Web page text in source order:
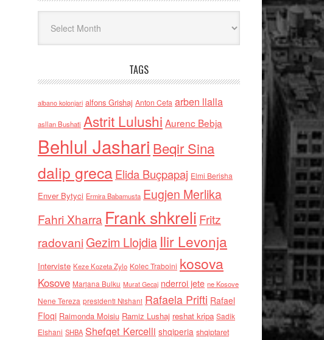
TAGS
albano kolonjari alfons Grishaj Anton Cefa arben llalla
asllan Bushati Astrit Lulushi Aurenc Bebja
Behlul Jashari Beqir Sina
dalip grecaElida Buçpapaj Elmi Berisha
Enver Bytyci Ermira Babamusta Eugjen Merlika
Fahri Xharra Frank shkreli Fritz
radovaniGezim Llojdia Ilir Levonja
Interviste Keze Kozeta Zylo Kolec Traboini kosova
Kosove Marjana Bulku Murat Gecaj nderroi jete ne Kosove
Nene Tereza presidenti Nishani Rafaela Prifti Rafael
Floqi Raimonda Moisiu Ramiz Lushaj reshat kripa Sadik
Elshani SHBA Shefqet Kercelli shqiperia shqiptaret